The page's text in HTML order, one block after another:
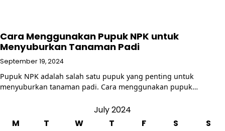
Cara Menggunakan Pupuk NPK untuk
Menyuburkan Tanaman Padi
September 19, 2024
Pupuk NPK adalah salah satu pupuk yang penting untuk
menyuburkan tanaman padi. Cara menggunakan pupuk…
July 2024
M
T W T F S S